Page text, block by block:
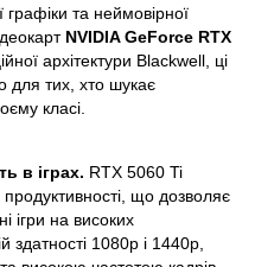
графіки та неймовірної
NVIDIA GeForce RTX
архітектури Blackwell, ці
для тих, хто шукає
класі.
в іграх. RTX 5060 Ti
що дозволяє
ігри на високих
здатності 1080p і 1440p,